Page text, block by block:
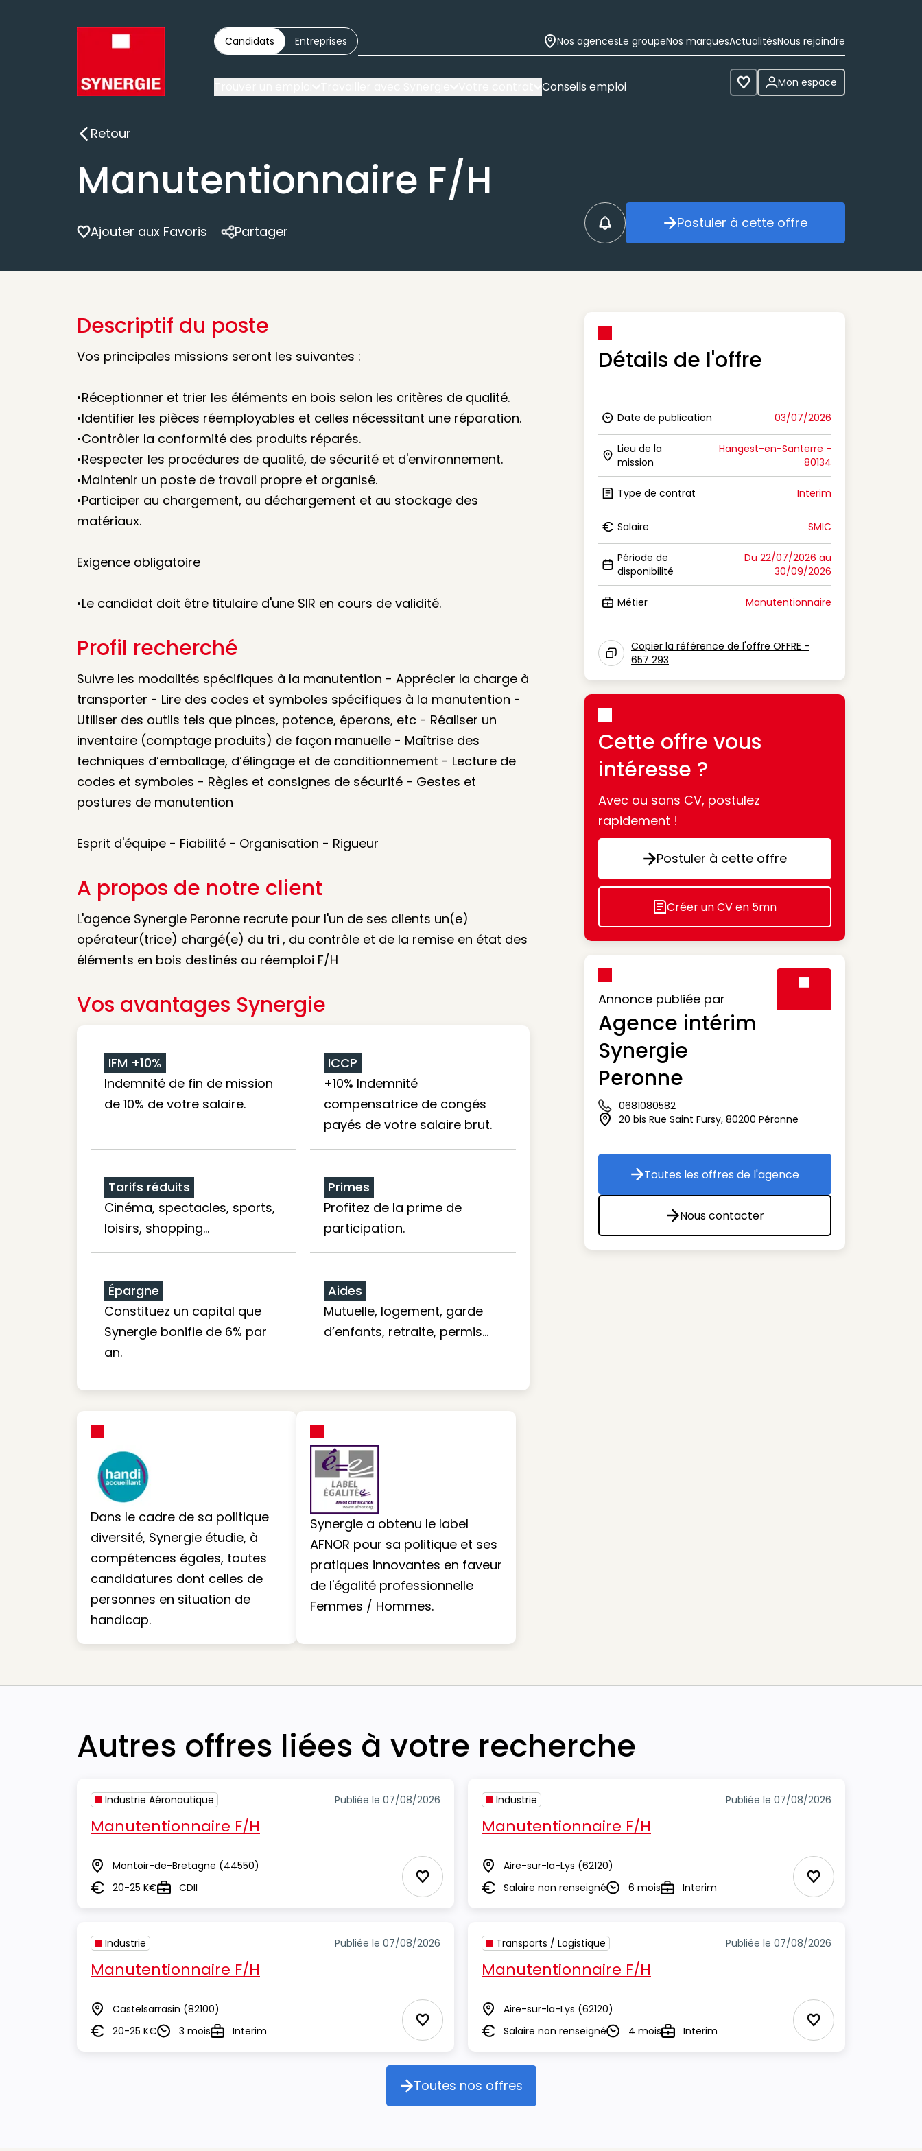
Candidats Entreprises Nos agencesLe groupeNos marquesActualitésNous rejoindre
Conseils emploi Voir les favoris
Mon espace
Retour
Retour
Manutentionnaire F/H
Ajouter aux Favoris
Partager
Partager Créer mon alerte Postuler à cette offre
Postuler à cette offre
Descriptif du poste
Vos principales missions seront les suivantes :
•Réceptionner et trier les éléments en bois selon les critères de qualité.
•Identifier les pièces réemployables et celles nécessitant une réparation.
•Contrôler la conformité des produits réparés.
•Respecter les procédures de qualité, de sécurité et d'environnement.
•Maintenir un poste de travail propre et organisé.
•Participer au chargement, au déchargement et au stockage des
matériaux.
Exigence obligatoire
•Le candidat doit être titulaire d'une SIR en cours de validité.
Profil recherché
Suivre les modalités spécifiques à la manutention - Apprécier la charge à
transporter - Lire des codes et symboles spécifiques à la manutention -
Utiliser des outils tels que pinces, potence, éperons, etc - Réaliser un
inventaire (comptage produits) de façon manuelle - Maîtrise des
techniques d’emballage, d’élingage et de conditionnement - Lecture de
codes et symboles - Règles et consignes de sécurité - Gestes et
postures de manutention
Esprit d'équipe - Fiabilité - Organisation - Rigueur
A propos de notre client
L'agence Synergie Peronne recrute pour l'un de ses clients un(e)
opérateur(trice) chargé(e) du tri , du contrôle et de la remise en état des
éléments en bois destinés au réemploi F/H
Vos avantages Synergie
IFM +10%
Indemnité de fin de mission
de 10% de votre salaire.
ICCP
+10% Indemnité
compensatrice de congés
payés de votre salaire brut.
Tarifs réduits
Cinéma, spectacles, sports,
loisirs, shopping...
Primes
Profitez de la prime de
participation.
Épargne
Constituez un capital que
Synergie bonifie de 6% par
an.
Aides
Mutuelle, logement, garde
d’enfants, retraite, permis…
Dans le cadre de sa politique
diversité, Synergie étudie, à
compétences égales, toutes
candidatures dont celles de
personnes en situation de
handicap.
Synergie a obtenu le label
AFNOR pour sa politique et ses
pratiques innovantes en faveur
de l'égalité professionnelle
Femmes / Hommes.
Détails de l'offre
Icon Date de publication
Date de publication 03/07/2026
Icon Lieu de la mission
Lieu de la
mission
Hangest-en-Santerre -
80134
Icon Type de contrat
Type de contrat Interim
Icon Salaire
Salaire SMIC
Icon Période de disponibilité
Période de
disponibilité
Du 22/07/2026 au
30/09/2026
Métier Manutentionnaire
Icon copy to clipboard
Copier la référence de l'offre OFFRE -
657 293
Cette offre vous
intéresse ?
Avec ou sans CV, postulez
rapidement !
Postuler à cette offre
Postuler à cette offre
Icon decorative
Créer un CV en 5mn
Annonce publiée par
Agence intérim
Synergie
Peronne
Icône téléphone
0681080582
Icône adresse
20 bis Rue Saint Fursy, 80200 Péronne
Toutes les offres de l'agence
Toutes les offres de l'agence
Nous contacter
Nous contacter
Autres offres liées à votre recherche
Industrie Aéronautique Publiée le 07/08/2026
Manutentionnaire F/H
Lieu Montoir-de-Bretagne (44550)
Salaire20-25 K€TypeCDII Ajouter aux Favoris
Industrie Publiée le 07/08/2026
Manutentionnaire F/H
Lieu Aire-sur-la-Lys (62120)
SalaireSalaire non renseignéDurée6 moisTypeInterim Ajouter aux
Industrie Publiée le 07/08/2026
Manutentionnaire F/H
Lieu Castelsarrasin (82100)
Salaire20-25 K€Durée3 moisTypeInterim Ajouter aux Favoris
Transports / Logistique Publiée le 07/08/2026
Manutentionnaire F/H
Lieu Aire-sur-la-Lys (62120)
SalaireSalaire non renseignéDurée4 moisTypeInterim Ajouter aux
Toutes nos offres
Toutes nos offres